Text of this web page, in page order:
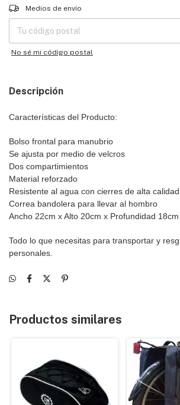
Entregas para el CP:
Medios de envío
No sé mi código postal
Descripción
Características del Producto:
Bolso frontal para manubrio
Se ajusta por medio de velcros
Dos compartimientos
Material reforzado
Resistente al agua con cierres de alta calidad
Correa bandolera para llevar al hombro
Ancho 22cm x Alto 20cm x Profundidad 18cm
Todo lo que necesitas para transportar y
personales.
Productos similares